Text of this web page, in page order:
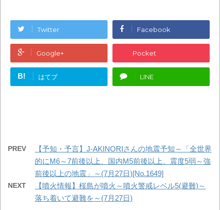
Twitter Facebook
Google+ Pocket
B! はてブ LINE
PREV
【予知・予言】J-AKINORIさんの地震予知～「全世界
的にM6～7前後以上、国内M5前後以上、震度5弱～強
前後以上の地震」～(7月27日)[No.1649]
NEXT
【噴火情報】桜島が噴火～噴火警戒レベル5(避難)～
落ち着いて避難を～(7月27日)